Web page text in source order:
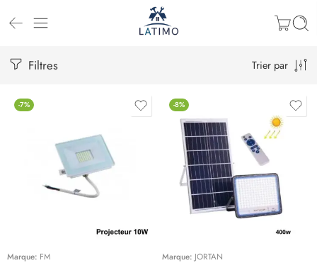
Filtres Trier par
-7%
Marque: FM
-8%
Marque: JORTAN